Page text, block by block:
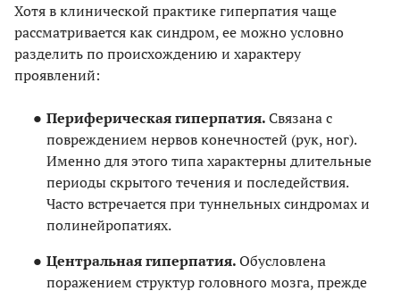
Хотя в клинической практике гиперпатия чаще
рассматривается как синдром, ее можно условно
разделить по происхождению и характеру
проявлений:
Периферическая гиперпатия.Связана с
повреждением нервов конечностей (рук, ног).
Именно для этого типа характерны длительные
периоды скрытого течения и последействия.
Часто встречается при туннельных синдромах и
полинейропатиях.
Центральная гиперпатия.Обусловлена
поражением структур головного мозга, прежде